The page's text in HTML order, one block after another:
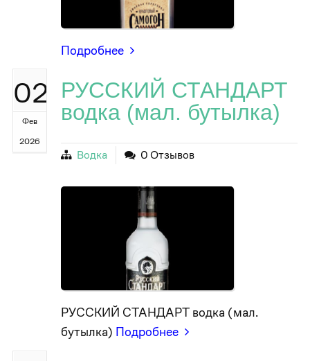
Подробнее
02
Фев
2026
РУССКИЙ СТАНДАРТ
водка (мал. бутылка)
Водка 0 Отзывов
РУССКИЙ СТАНДАРТ водка (мал.
бутылка) Подробнее